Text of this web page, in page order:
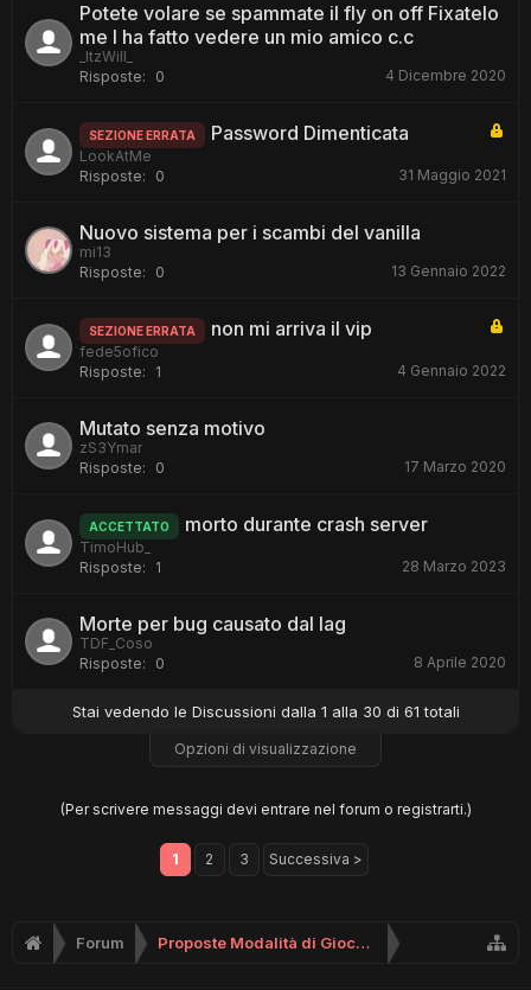
Potete volare se spammate il fly on off Fixatelo
me l ha fatto vedere un mio amico c.c
_ItzWill_
Risposte:
0 4 Dicembre 2020
SEZIONE ERRATA Password Dimenticata
LookAtMe
Risposte:
0 31 Maggio 2021
Nuovo sistema per i scambi del vanilla
mi13
Risposte:
0 13 Gennaio 2022
SEZIONE ERRATA non mi arriva il vip
fede5ofico
Risposte:
1 4 Gennaio 2022
Mutato senza motivo
zS3Ymar
Risposte:
0 17 Marzo 2020
ACCETTATO morto durante crash server
TimoHub_
Risposte:
1 28 Marzo 2023
Morte per bug causato dal lag
TDF_Coso
Risposte:
0 8 Aprile 2020
Stai vedendo le Discussioni dalla 1 alla 30 di 61 totali
Opzioni di visualizzazione
(Per scrivere messaggi devi entrare nel forum o registrarti.)
1 2 3 Successiva >
Forum Proposte Modalità di Gioco (No Supporto)